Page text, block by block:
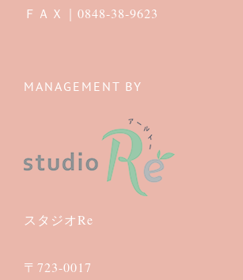
ＦＡＸ｜0848-38-9623
MANAGEMENT BY
スタジオRe
〒723-0017